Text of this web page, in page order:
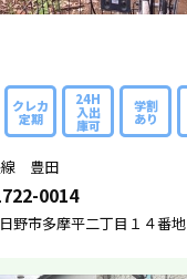
クレカ
定期
24H
入出
庫可
学割
あり
線 豊田
0014
野市多摩平二丁目１４番地